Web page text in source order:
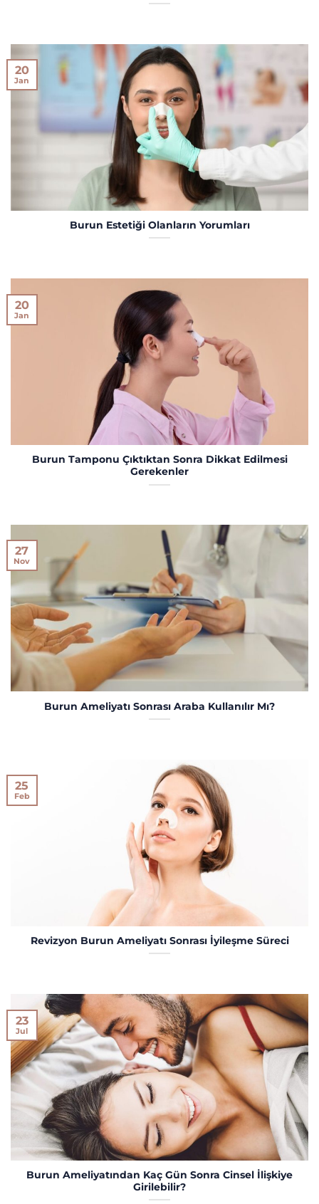
Burun Estetiği Olanların Yorumları
20
Jan
Burun Tamponu Çıktıktan Sonra Dikkat Edilmesi
Gerekenler
20
Jan
Burun Ameliyatı Sonrası Araba Kullanılır Mı?
27
Nov
Revizyon Burun Ameliyatı Sonrası İyileşme Süreci
25
Feb
Burun Ameliyatından Kaç Gün Sonra Cinsel İlişkiye
Girilebilir?
23
Jul